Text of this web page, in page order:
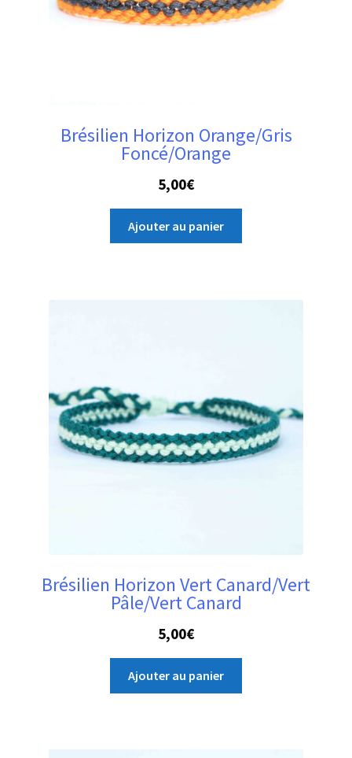
Brésilien Horizon Orange/Gris
Foncé/Orange
5,00€
Ajouter au panier
Brésilien Horizon Vert Canard/Vert
Pâle/Vert Canard
5,00€
Ajouter au panier